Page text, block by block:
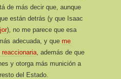
de más decir que, aunque
están detrás (y que Isaac
), no me parece que esa
adecuada, y que me
reaccionaria, además de que
y otorga más munición a
del Estado.